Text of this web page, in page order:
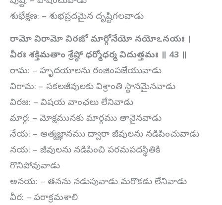
శుభేక్షణ: – శుభప్రదమైన దృష్టిగలవాడు
రామో విరామో విరజో మార్గోనేయో నయోఽనయః ।
వీరః శక్తిమతాం శ్రేష్ఠో ధర్మోధర్మ విదుత్తమః ॥ 43 ॥
రామ: – హృదయాలను రంజింపజేయువాడు
విరామ: – సకలజీవులకు విశ్రాంతి స్థానమైనవాడు
విరజ: – విషయ వాంఛలు లేనివాడు
మార్గ: – మోక్షమునకు మార్గము తానైనవాడు
నేయ: – ఆత్మజ్ఞానము ద్వారా జీవులను నడిపించువాడు
నయ: – జీవులను నడిపించి పరమపదస్థితికి
గొనిపోవువాడు
అనయ: – తనను నడుపువాడు మరొకడు లేనివాడు
వీర: – పరాక్రమశాలి